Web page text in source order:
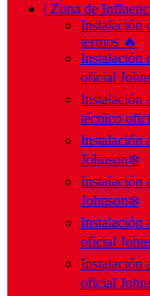
| Zona de
Instalación
termos 🔥
Instalación
oficial
Instalación
técnico
Instalación
Johnson❄️
Instalación
Johnson❄️
Instalación
oficial
Instalación
oficial